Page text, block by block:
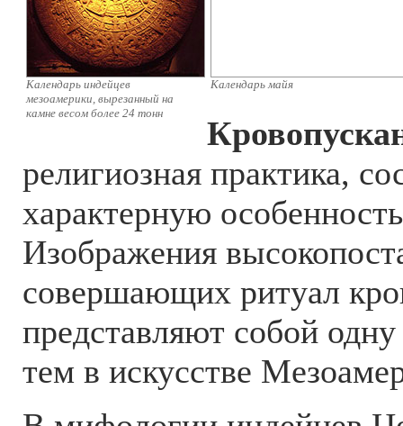
Календарь индейцев
мезоамерики, вырезанный на
камне весом более 24 тонн
Календарь майя
религиозная практика,
характерную
Изображения
совершающих ритуал
представляют собой
тем в искусстве